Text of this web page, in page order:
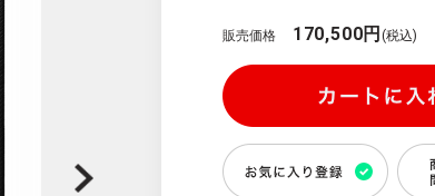
販売価格 170,500円(税込)